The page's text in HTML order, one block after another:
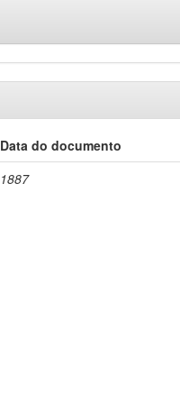
Data do documento
1887